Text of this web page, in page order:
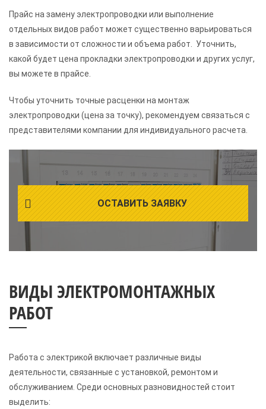
Прайс на замену электропроводки или выполнение
отдельных видов работ может существенно варьироваться
в зависимости от сложности и объема работ. Уточнить,
какой будет цена прокладки электропроводки и других услуг,
вы можете в прайсе.
Чтобы уточнить точные расценки на монтаж
электропроводки (цена за точку), рекомендуем связаться с
представителями компании для индивидуального расчета.
ОСТАВИТЬ ЗАЯВКУ
ВИДЫ ЭЛЕКТРОМОНТАЖНЫХ
РАБОТ
Работа с электрикой включает различные виды
деятельности, связанные с установкой, ремонтом и
обслуживанием. Среди основных разновидностей стоит
выделить: